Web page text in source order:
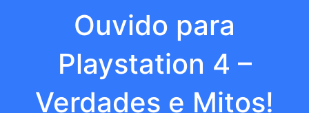
Ouvido para
Playstation 4 –
Verdades e Mitos!